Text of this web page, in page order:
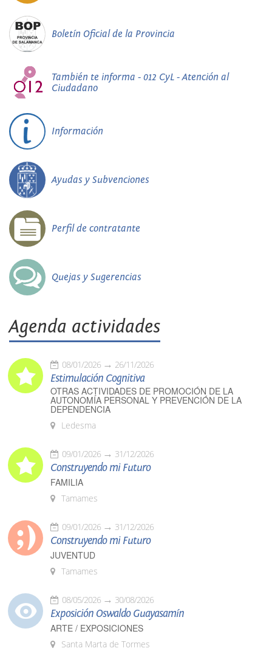
Boletín Oficial de la Provincia
También te informa - 012 CyL - Atención al
Ciudadano
Información
Ayudas y Subvenciones
Perfil de contratante
Quejas y Sugerencias
Agenda actividades
08/01/2026 26/11/2026
Estimulación Cognitiva
OTRAS ACTIVIDADES DE PROMOCIÓN DE LA
AUTONOMÍA PERSONAL Y PREVENCIÓN DE LA
DEPENDENCIA
Ledesma
09/01/2026 31/12/2026
Construyendo mi Futuro
FAMILIA
Tamames
09/01/2026 31/12/2026
Construyendo mi Futuro
JUVENTUD
Tamames
08/05/2026 30/08/2026
Exposición Oswaldo Guayasamín
ARTE / EXPOSICIONES
Santa Marta de Tormes